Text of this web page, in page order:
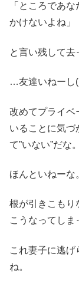
「ところであ
かけないよね」
と言い残して去
…友達いねーし
改めてプライベ
いることに気づ
て”いない”だな。
ほんといねーな
根が引きこもり
こうなってしま
これ妻子に逃
ね。